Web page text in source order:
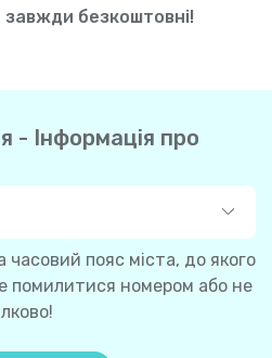
завжди безкоштовні!
- Інформація про
часовий пояс міста, до якого
помилитися номером або не